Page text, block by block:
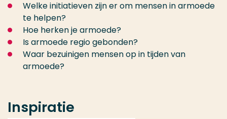
Welke initiatieven zijn er om mensen in armoede
te helpen?
Hoe herken je armoede?
Is armoede regio gebonden?
Waar bezuinigen mensen op in tijden van
armoede?
Inspiratie